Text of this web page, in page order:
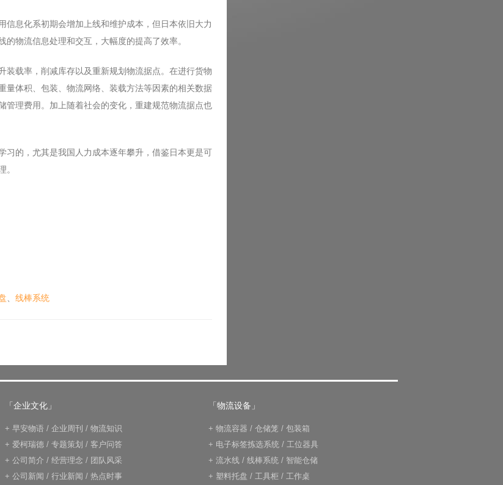
息化系初期会增加上线和维护成本，但日本依旧大力
物流信息处理和交互，大幅度的提高了效率。
载率，削减库存以及重新规划物流据点。在进行货物
量体积、包装、物流网络、装载方法等因素的相关数据
管理费用。加上随着社会的变化，重建规范物流据点也
习的，尤其是我国人力成本逐年攀升，借鉴日本更是可
。
线棒系统
「企业文化」
+ 早安物语 / 企业周刊 / 物流知识
+ 爱柯瑞德 / 专题策划 / 客户问答
+ 公司简介 / 经营理念 / 团队风采
+ 公司新闻 / 行业新闻 / 热点时事
「物流设备」
+ 物流容器 / 仓储笼 / 包装箱
+ 电子标签拣选系统 / 工位器具
+ 流水线 / 线棒系统 / 智能仓储
+ 塑料托盘 / 工具柜 / 工作桌